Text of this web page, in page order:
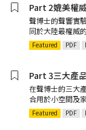
Part 2媲美權
聲博士的聲響實
同於大陸最權威
Featured PDF
Part 3三大產
在聲博士的三大
合用於小空間及
Featured PDF